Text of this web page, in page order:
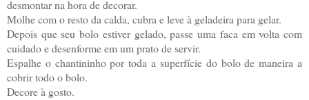
desmontar na hora de decorar.
Molhe com o resto da calda, cubra e leve à geladeira para gelar.
Depois que seu bolo estiver gelado, passe uma faca em volta com
cuidado e desenforme em um prato de servir.
Espalhe o chantininho por toda a superfície do bolo de maneira a
cobrir todo o bolo.
Decore à gosto.